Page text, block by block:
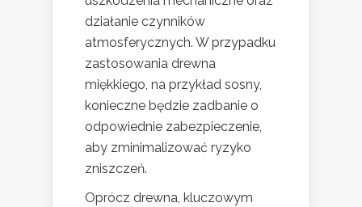
działanie czynników
atmosferycznych. W przypadku
zastosowania drewna
miękkiego, na przykład sosny,
konieczne będzie zadbanie o
odpowiednie zabezpieczenie,
aby zminimalizować ryzyko
zniszczeń.
Oprócz drewna, kluczowym